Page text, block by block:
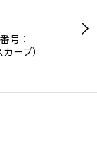
号：
ーブ）